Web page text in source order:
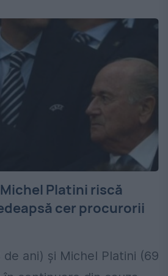
Platini riscă
cer procurorii
ani) și Michel Platini (69